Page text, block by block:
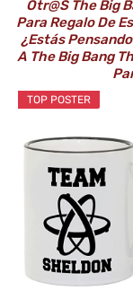
Otr@s The Big
Para Regalo De
¿Estás
A The Big Bang
TOP POSTER